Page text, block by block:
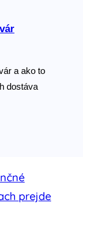
a ako to
dostáva